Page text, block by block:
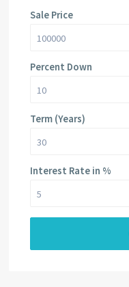
Sale Price
Percent Down
Term (Years)
Interest Rate in %